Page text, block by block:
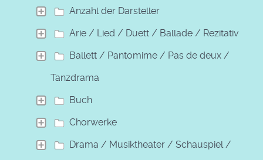
Anzahl der Darsteller
Arie / Lied / Duett / Ballade / Rezitativ
Ballett / Pantomime / Pas de deux /
Tanzdrama
Buch
Chorwerke
Drama / Musiktheater / Schauspiel /